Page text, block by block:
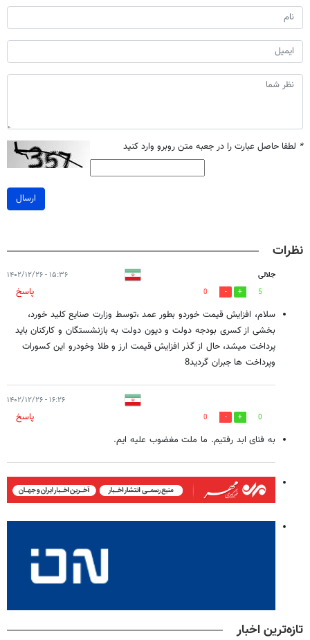
* لطفا حاصل عبارت را در جعبه متن روبرو وارد کنید
ارسال
نظرات
جلالی ۱۵:۳۶ - ۱۴۰۲/۱۲/۲۶
5
0
پاسخ
سلام، افزایش قیمت خوردو بطور عمد ،توسط وزارت صنایع کلید خورد،
بخشی از کسری بودجه دولت و دیون دولت به بازنشستگان و کارکنان باید
پرداخت میشد، حال از گذر افزایش قیمت ارز و طلا وخودرو این کسورات
وپرداخت ها جبران گردید8
۱۶:۲۶ - ۱۴۰۲/۱۲/۲۶
0
0
پاسخ
به فنای ابد رفتیم. ما ملت مغضوب علیه ایم.
تازه‌ترین اخبار